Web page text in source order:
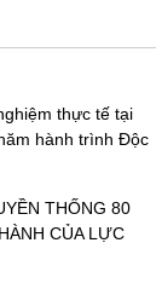
thực tế tại
hành trình Độc
THỐNG 80
CỦA LỰC